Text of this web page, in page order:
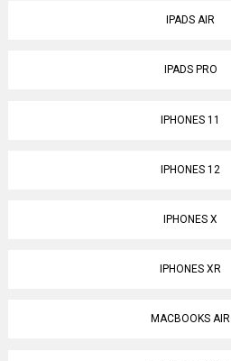
IPADS AIR
IPADS PRO
IPHONES 11
IPHONES 12
IPHONES X
IPHONES XR
MACBOOKS AIR